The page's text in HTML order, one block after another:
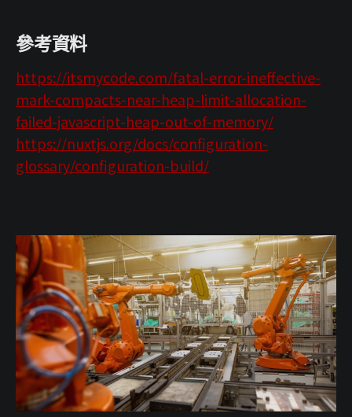
參考資料
https://itsmycode.com/fatal-error-ineffective-
mark-compacts-near-heap-limit-allocation-
failed-javascript-heap-out-of-memory/
https://nuxtjs.org/docs/configuration-
glossary/configuration-build/